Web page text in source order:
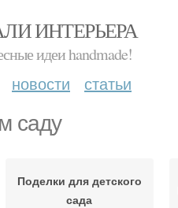
ИНТЕРЬЕРА
идеи handmade!
новости статьи
саду
Поделки для детского
сада